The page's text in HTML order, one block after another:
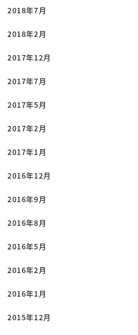
2018年7月
2018年2月
2017年12月
2017年7月
2017年5月
2017年2月
2017年1月
2016年12月
2016年9月
2016年8月
2016年5月
2016年2月
2016年1月
2015年12月